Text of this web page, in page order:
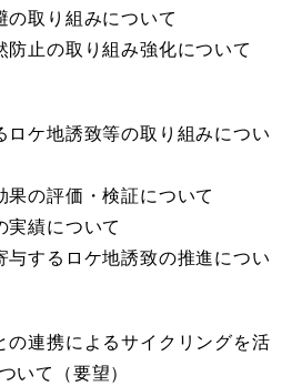
取り組みについて
止の取り組み強化について
ケ地誘致等の取り組みについ
の評価・検証について
績について
するロケ地誘致の推進につい
連携によるサイクリングを活
いて（要望）